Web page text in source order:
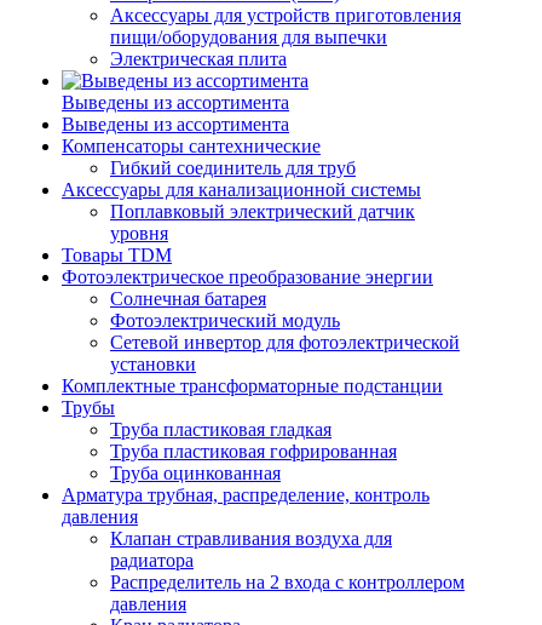
Аксессуары для устройств приготовления
пищи/оборудования для выпечки
Электрическая плита
Выведены из ассортимента
Выведены из ассортимента
Компенсаторы сантехнические
Гибкий соединитель для труб
Аксессуары для канализационной системы
Поплавковый электрический датчик
уровня
Товары TDM
Фотоэлектрическое преобразование энергии
Солнечная батарея
Фотоэлектрический модуль
Сетевой инвертор для фотоэлектрической
установки
Комплектные трансформаторные подстанции
Трубы
Труба пластиковая гладкая
Труба пластиковая гофрированная
Труба оцинкованная
Арматура трубная, распределение, контроль
давления
Клапан стравливания воздуха для
радиатора
Распределитель на 2 входа с контроллером
давления